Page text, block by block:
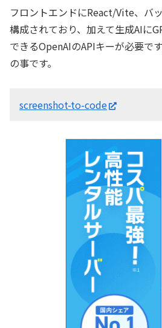
フロントエンドにReact/Vite、バ
構成されており、加えて生成AIに
できるOpenAIのAPIキーが必要で
の事です。
screenshot-to-code